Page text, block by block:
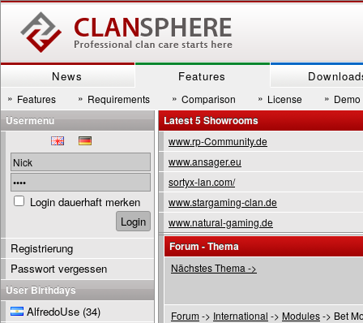
News Features
» Features » Requirements » Comparison » License » Demo
Latest 5 Showrooms
www.rp-Community.de
www.ansager.eu
sortyx-lan.com/
www.stargaming-clan.de
www.natural-gaming.de
Forum - Thema
Nächstes Thema ->
Forum-> International -> Modules-> Bet
Usermenu
Login dauerhaft merken
Registrierung
Passwort vergessen
User Birthdays
AlfredoUse (34)